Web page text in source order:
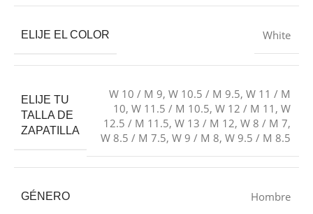
ELIJE EL COLOR White
ELIJE TU
TALLA DE
ZAPATILLA
W 10 / M 9, W 10.5 / M 9.5, W 11 / M
10, W 11.5 / M 10.5, W 12 / M 11 , W
12.5 / M 11.5, W 13 / M 12, W 8 / M 7,
W 8.5 / M 7.5, W 9 / M 8, W 9.5 / M 8.5
GÉNERO Hombre